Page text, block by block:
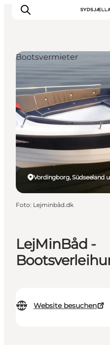
Erleben
Städte und Orte
Events
Essen
Unterkunft
Reise planen
LejMinBåd -
Website besuchen
Vordingborg, Südseeland
Bootsvermieter
Foto: Lejminbåd.dk